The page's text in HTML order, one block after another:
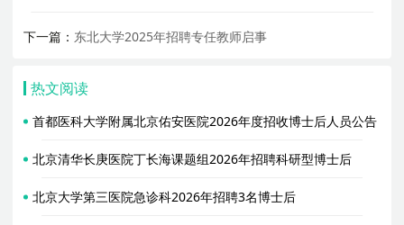
下一篇： 东北大学2025年招聘专任教师启事
热文阅读
首都医科大学附属北京佑安医院2026年度招收博士后人员公告
北京清华长庚医院丁长海课题组2026年招聘科研型博士后
北京大学第三医院急诊科2026年招聘3名博士后